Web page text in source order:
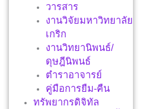
วารสาร
งานวิจัยมหาวิทยาลัย
เกริก
งานวิทยานิพนธ์/
ดุษฎีนิพนธ์
ตำราอาจารย์
คู่มือการยืม-คืน
ทรัพยากรดิจิทัล